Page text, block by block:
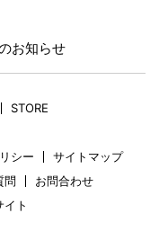
お知らせ
STORE
シー
サイトマップ
問
お問合わせ
ト